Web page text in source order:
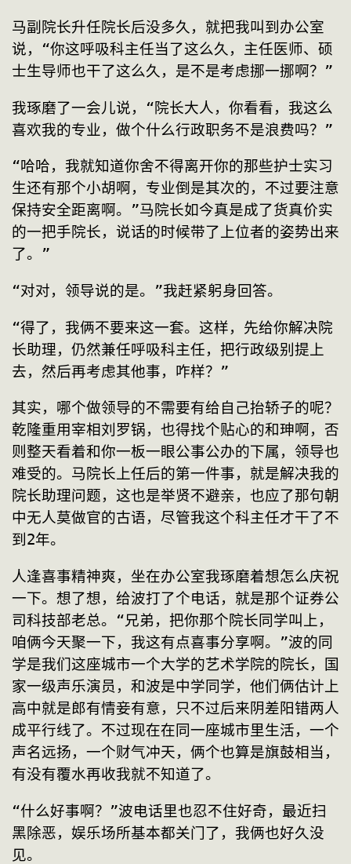
马副院长升任院长后没多久，就把我叫到办公室
说，“你这呼吸科主任当了这么久，主任医师、硕
士生导师也干了这么久，是不是考虑挪一挪啊？”
我琢磨了一会儿说，“院长大人，你看看，我这么
喜欢我的专业，做个什么行政职务不是浪费吗？”
“哈哈，我就知道你舍不得离开你的那些护士实习
生还有那个小胡啊，专业倒是其次的，不过要注意
保持安全距离啊。”马院长如今真是成了货真价实
的一把手院长，说话的时候带了上位者的姿势出来
了。”
“对对，领导说的是。”我赶紧躬身回答。
“得了，我俩不要来这一套。这样，先给你解决院
长助理，仍然兼任呼吸科主任，把行政级别提上
去，然后再考虑其他事，咋样？”
其实，哪个做领导的不需要有给自己抬轿子的呢？
乾隆重用宰相刘罗锅，也得找个贴心的和珅啊，否
则整天看着和你一板一眼公事公办的下属，领导也
难受的。马院长上任后的第一件事，就是解决我的
院长助理问题，这也是举贤不避亲，也应了那句朝
中无人莫做官的古语，尽管我这个科主任才干了不
到2年。
人逢喜事精神爽，坐在办公室我琢磨着想怎么庆祝
一下。想了想，给波打了个电话，就是那个证券公
司科技部老总。“兄弟，把你那个院长同学叫上，
咱俩今天聚一下，我这有点喜事分享啊。”波的同
学是我们这座城市一个大学的艺术学院的院长，国
家一级声乐演员，和波是中学同学，他们俩估计上
高中就是郎有情妾有意，只不过后来阴差阳错两人
成平行线了。不过现在在同一座城市里生活，一个
声名远扬，一个财气冲天，俩个也算是旗鼓相当，
有没有覆水再收我就不知道了。
“什么好事啊？”波电话里也忍不住好奇，最近扫
黑除恶，娱乐场所基本都关门了，我俩也好久没
见。